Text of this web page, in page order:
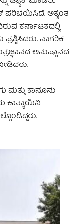
ಪರಿಚಯಿಸಿದೆ. ಅತ್ಯಂತ
ಕರ್ನಾಟಕದಲ್ಲಿ
ನಾಗರಿಕ
ಅನುಷ್ಠಾನದ
ಕಾನೂನು
ಕಾತ್ಯಾಯಿನಿ